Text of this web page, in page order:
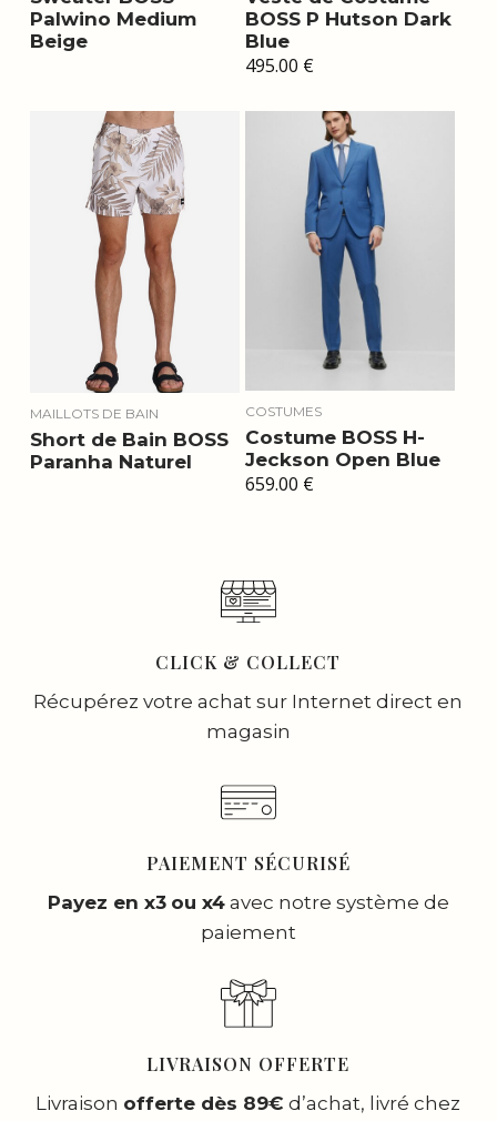
Palwino Medium
Beige
BOSS P Hutson Dark
Blue
495.00 €
MAILLOTS DE BAIN
Short de Bain BOSS
Paranha Naturel
COSTUMES
Costume BOSS H-
Jeckson Open Blue
659.00 €
CLICK & COLLECT
Récupérez votre achat sur Internet direct en
magasin
PAIEMENT SÉCURISÉ
Payez en x3 ou x4avec notre système de
paiement
LIVRAISON OFFERTE
Livraison offerte dès 89€ d’achat, livré chez